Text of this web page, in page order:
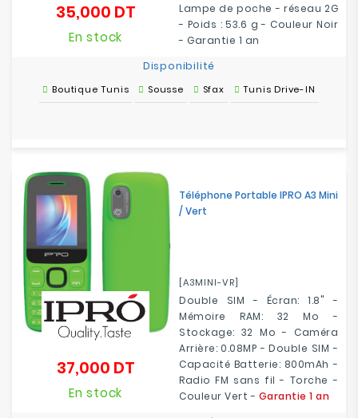
Lampe de poche - réseau 2G
- Poids : 53.6 g - Couleur Noir
- Garantie 1 an
35,000 DTPrix
En stock
Disponibilité
Boutique Tunis Sousse Sfax Tunis Drive-IN
Téléphone Portable IPRO A3 Mini
/ Vert
[A3MINI-VR]
Double SIM - Écran: 1.8" -
Mémoire RAM: 32 Mo -
Stockage: 32 Mo - Caméra
Arrière: 0.08MP - Double SIM -
Capacité Batterie: 800mAh -
Radio FM sans fil - Torche -
Couleur Vert - Garantie 1 an
37,000 DTPrix
En stock